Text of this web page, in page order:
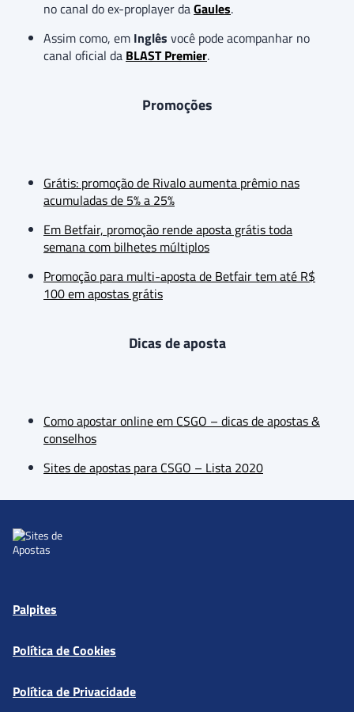
no canal do ex-proplayer daGaules.
Assim como, em Inglês você pode acompanhar no
canal oficial da BLAST Premier.
Promoções
Grátis: promoção de Rivalo aumenta prêmio nas
acumuladas de 5% a 25%
Em Betfair, promoção rende aposta grátis toda
semana com bilhetes múltiplos
Promoção para multi-aposta de Betfair tem até R$
100 em apostas grátis
Dicas de aposta
Como apostar online em CSGO – dicas de apostas &
conselhos
Sites de apostas para CSGO – Lista 2020
Palpites
Política de Cookies
Política de Privacidade